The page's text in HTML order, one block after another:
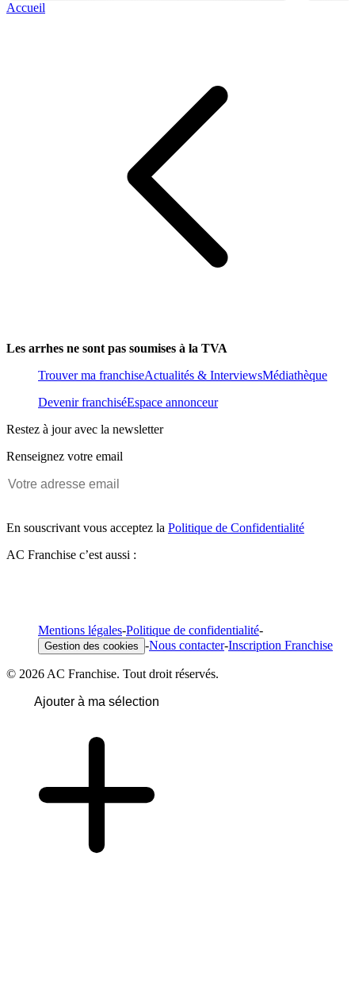
Accueil
Les arrhes ne sont pas soumises à la TVA
Trouver ma franchiseActualités & InterviewsMédiathèque
Devenir franchiséEspace annonceur
Restez à jour avec la newsletter
Renseignez votre email
En souscrivant vous acceptez la Politique de Confidentialité
AC Franchise c’est aussi :
Mentions légales-Politique de confidentialité-
Gestion des cookies -Nous contacter-Inscription Franchise
© 2026 AC Franchise. Tout droit réservés.
Ajouter à ma sélection